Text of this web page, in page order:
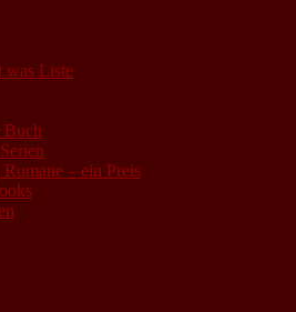
was Liste
Buch
– ein Preis